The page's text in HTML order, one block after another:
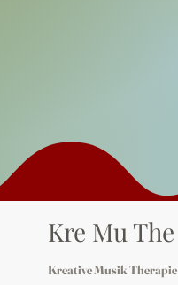
Kre Mu The
Kreative Musik Therapie